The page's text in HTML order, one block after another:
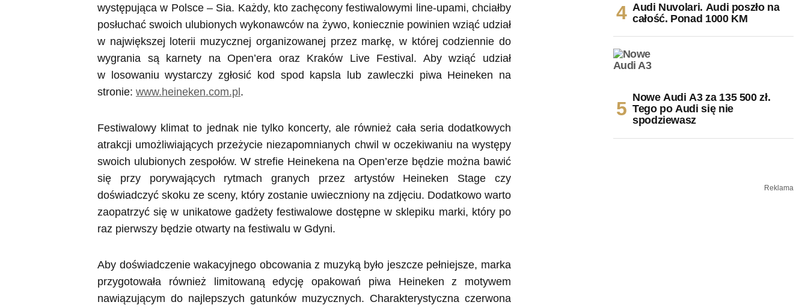
występująca w Polsce – Sia. Każdy, kto zachęcony festiwalowymi line-upami, chciałby
posłuchać swoich ulubionych wykonawców na żywo, koniecznie powinien wziąć udział
w największej loterii muzycznej organizowanej przez markę, w której codziennie do
wygrania są karnety na Open’era oraz Kraków Live Festival. Aby wziąć udział
w losowaniu wystarczy zgłosić kod spod kapsla lub zawleczki piwa Heineken na
stronie: www.heineken.com.pl .
Festiwalowy klimat to jednak nie tylko koncerty, ale również cała seria dodatkowych
atrakcji umożliwiających przeżycie niezapomnianych chwil w oczekiwaniu na występy
swoich ulubionych zespołów. W strefie Heinekena na Open’erze będzie można bawić
się przy porywających rytmach granych przez artystów Heineken Stage czy
doświadczyć skoku ze sceny, który zostanie uwieczniony na zdjęciu. Dodatkowo warto
zaopatrzyć się w unikatowe gadżety festiwalowe dostępne w sklepiku marki, który po
raz pierwszy będzie otwarty na festiwalu w Gdyni.
Aby doświadczenie wakacyjnego obcowania z muzyką było jeszcze pełniejsze, marka
przygotowała również limitowaną edycję opakowań piwa Heineken z motywem
nawiązującym do najlepszych gatunków muzycznych. Charakterystyczna czerwona
Audi Nuvolari. Audi poszło na
całość. Ponad 1000 KM
Nowe Audi A3 za 135 500 zł.
Tego po Audi się nie
spodziewasz
Reklama